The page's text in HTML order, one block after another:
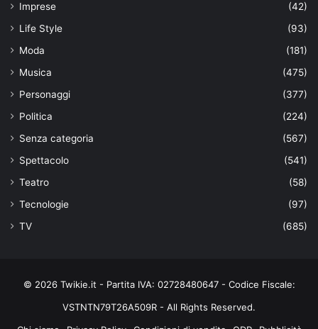
Imprese
(42)
Life Style
(93)
Moda
(181)
Musica
(475)
Personaggi
(377)
Politica
(224)
Senza categoria
(567)
Spettacolo
(541)
Teatro
(58)
Tecnologie
(97)
TV
(685)
© 2026 Twikie.it - Partita IVA: 02728480647 - Codice Fiscale:
VSTNTN79T26A509R - All Rights Reserved.